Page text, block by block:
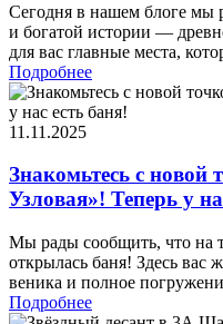
Сегодня в нашем блоге мы
и богатой истории —
для вас главные места,
Подробнее
11.11.2025
Знакомьтесь с новой
Узловая»! Теперь у
Мы рады сообщить, что на
открылась баня! Здесь вас
веника и полное
Подробнее